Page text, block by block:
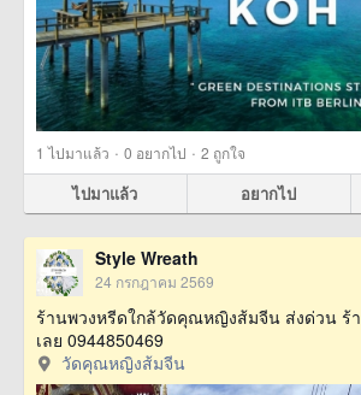
1 ไปมาแล้ว · 0 อยากไป · 2 ถูกใจ
ไปมาแล้ว อยากไป
Style Wreath
24 กรกฎาคม 2569
ร้านพวงหรีดใกล้วัดคุณหญิงส้มจีน ส่งด่วน ร้
เลย 0944850469
วัดคุณหญิงส้มจีน